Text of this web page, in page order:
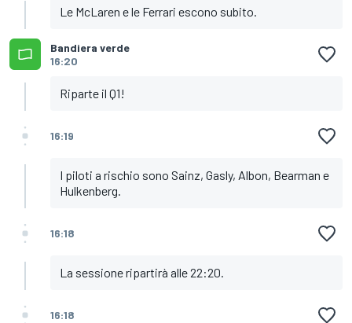
Le McLaren e le Ferrari escono subito.
Bandiera verde
16:20
Riparte il Q1!
16:19
I piloti a rischio sono Sainz, Gasly, Albon, Bearman e
Hulkenberg.
16:18
La sessione ripartirà alle 22:20.
16:18